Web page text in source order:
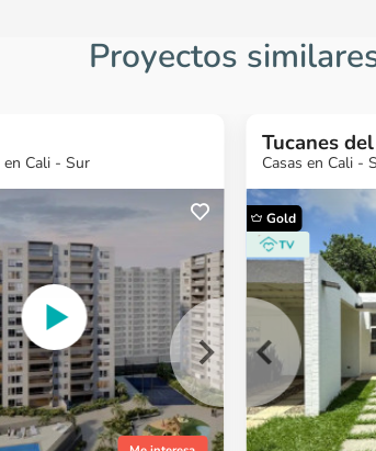
Proyectos
¿Quieres más
información?
Ver Proyecto
¿Quieres
Ver Proyecto
¿Quieres
Ver
Cali - Sur
Tucanes
Casas en Cali -
Gold
más
Ver Proyecto